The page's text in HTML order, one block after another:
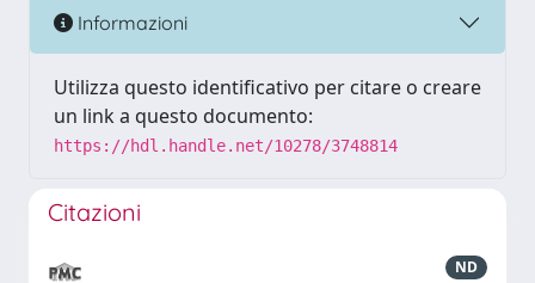
Informazioni
Utilizza questo identificativo per citare o creare
un link a questo documento:
https://hdl.handle.net/10278/3748814
Citazioni
ND